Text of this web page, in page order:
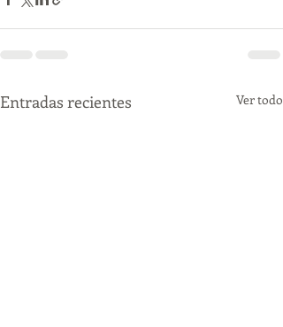
Entradas recientes Ver todo